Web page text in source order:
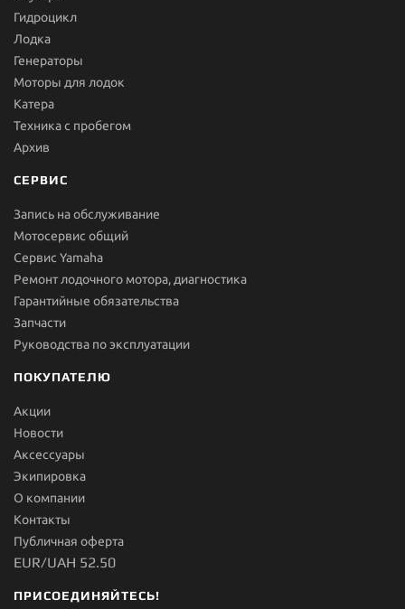
Гидроцикл
Лодка
Генераторы
Моторы для лодок
Катера
Техника с пробегом
Архив
СЕРВИС
Запись на обслуживание
Мотосервис общий
Сервис Yamaha
Ремонт лодочного мотора, диагностика
Гарантийные обязательства
Запчасти
Руководства по эксплуатации
ПОКУПАТЕЛЮ
Акции
Новости
Aксессуары
Экипировка
О компании
Контакты
Публичная оферта
EUR/UAH 52.50
ПРИСОЕДИНЯЙТЕСЬ!